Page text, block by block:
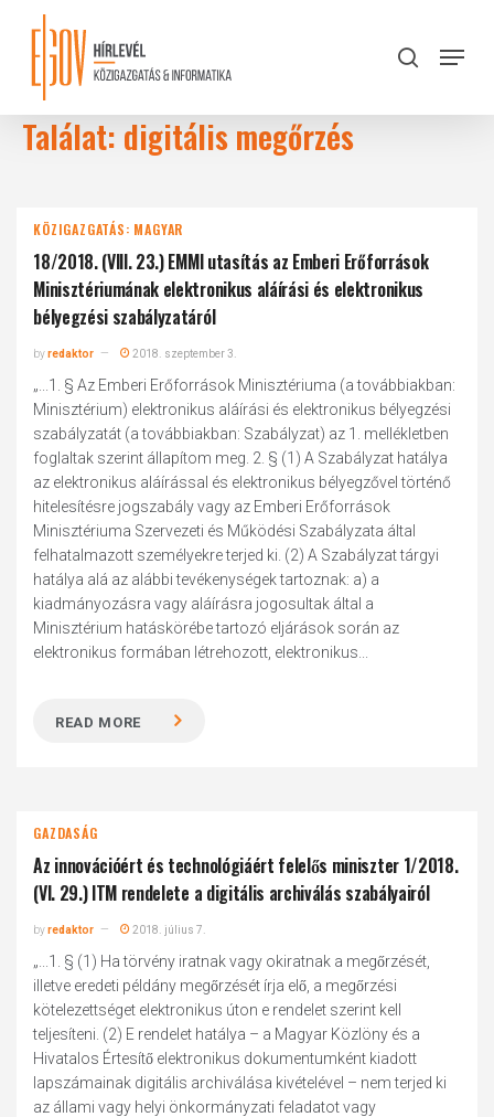
content
search
Menu
Találat: digitális megőrzés
KÖZIGAZGATÁS: MAGYAR
18/2018. (VIII. 23.) EMMI utasítás az Emberi Erőforrások
Minisztériumának elektronikus aláírási és elektronikus
bélyegzési szabályzatáról
byredaktor 2018. szeptember 3.
„...1. § Az Emberi Erőforrások Minisztériuma (a továbbiakban:
Minisztérium) elektronikus aláírási és elektronikus bélyegzési
szabályzatát (a továbbiakban: Szabályzat) az 1. mellékletben
foglaltak szerint állapítom meg. 2. § (1) A Szabályzat hatálya
az elektronikus aláírással és elektronikus bélyegzővel történő
hitelesítésre jogszabály vagy az Emberi Erőforrások
Minisztériuma Szervezeti és Működési Szabályzata által
felhatalmazott személyekre terjed ki. (2) A Szabályzat tárgyi
hatálya alá az alábbi tevékenységek tartoznak: a) a
kiadmányozásra vagy aláírásra jogosultak által a
Minisztérium hatáskörébe tartozó eljárások során az
elektronikus formában létrehozott, elektronikus...
READ MORE
GAZDASÁG
Az innovációért és technológiáért felelős miniszter 1/2018.
(VI. 29.) ITM rendelete a digitális archiválás szabályairól
byredaktor 2018. július 7.
„...1. § (1) Ha törvény iratnak vagy okiratnak a megőrzését,
illetve eredeti példány megőrzését írja elő, a megőrzési
kötelezettséget elektronikus úton e rendelet szerint kell
teljesíteni. (2) E rendelet hatálya – a Magyar Közlöny és a
Hivatalos Értesítő elektronikus dokumentumként kiadott
lapszámainak digitális archiválása kivételével – nem terjed ki
az állami vagy helyi önkormányzati feladatot vagy
Close